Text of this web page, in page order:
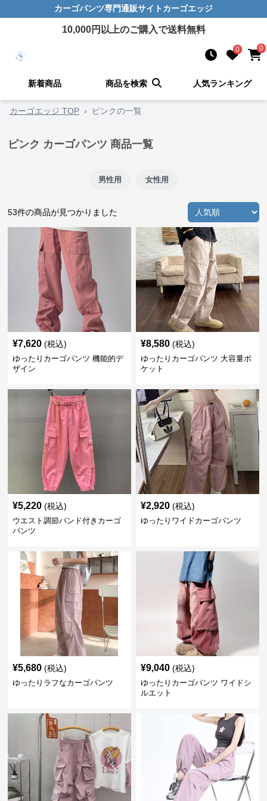
カーゴパンツ専門通販サイト カーゴエッジ
10,000円以上のご購入で送料無料
0 0
新着商品 商品を検索 人気ランキング
カーゴエッジ TOP › ピンクの一覧
ピンク カーゴパンツ 商品一覧
男性用 女性用
53件の商品が見つかりました
¥7,620 (税込)
ゆったりカーゴパンツ 機能的デ
ザイン
¥8,580 (税込)
ゆったりカーゴパンツ 大容量ポ
ケット
¥5,220 (税込)
ウエスト調節バンド付きカーゴ
パンツ
¥2,920 (税込)
ゆったりワイドカーゴパンツ
¥5,680 (税込)
ゆったりラフなカーゴパンツ
¥9,040 (税込)
ゆったりカーゴパンツ ワイドシ
ルエット